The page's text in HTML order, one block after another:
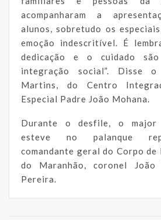
acompanharam a
alunos, sobretudo os
emoção indescritível. É
dedicação e o cuidado
integração social”. Disse
Martins, do Centro
Especial Padre João Mohana.
Durante o desfile, o major
esteve no palanque
comandante geral do Corpo
do Maranhão, coronel João
Pereira.